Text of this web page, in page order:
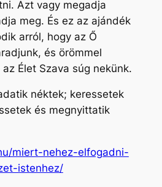
Azt vagy megadja
meg. És ez az ajándék
arról, hogy az Ő
és örömmel
Élet Szava súg nekünk.
néktek; keressetek
és megnyittatik
miert-nehez-elfogadni-
istenhez/